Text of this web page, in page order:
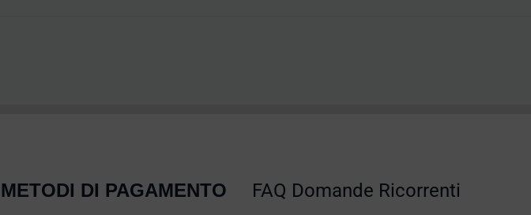
METODI DI PAGAMENTO FAQ Domande Ricorrenti